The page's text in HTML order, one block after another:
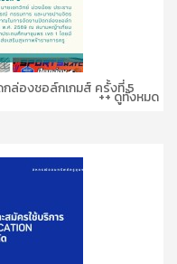
ล่องชอล์กเกมส์ ครั้งที่ 5
++ ดูทั้งหมด